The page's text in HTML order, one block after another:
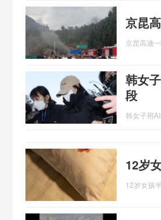
京昆
京昆高速
韩女
段
韩女子用
12岁
12岁女孩